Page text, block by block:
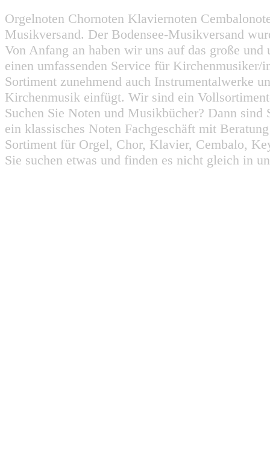
Orgelnoten Chornoten Klaviernoten
Musikversand. Der Bodensee-Musikversand
Von Anfang an haben wir uns auf das große
einen umfassenden Service für
Sortiment zunehmend auch Instrumentalwerke
Kirchenmusik einfügt. Wir sind ein
Suchen Sie Noten und Musikbücher? Dann
ein klassisches Noten Fachgeschäft mit
Sortiment für Orgel, Chor, Klavier, Cembalo,
Sie suchen etwas und finden es nicht gleich in